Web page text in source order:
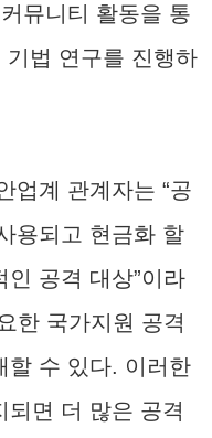
뮤니티 활동을 통
법 연구를 진행하
업계 관계자는 “공
용되고 현금화 할
공격 대상”이라
한 국가지원 공격
할 수 있다. 이러한
되면 더 많은 공격